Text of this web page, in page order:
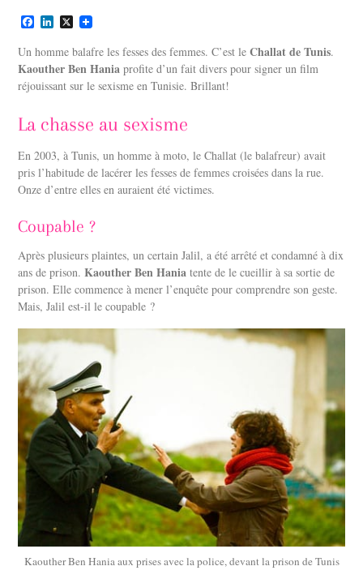
F
c
e
b
o
L
n
k
e
d
X
Un homme balafre les fesses des femmes. C’est leChallat de Tunis.
Kaouther Ben Hania profite d’un fait divers pour signer un film
réjouissant sur le sexisme en Tunisie. Brillant!
La chasse au sexisme
En 2003, à Tunis, un homme à moto, le Challat (le balafreur) avait
pris l’habitude de lacérer les fesses de femmes croisées dans la rue.
Onze d’entre elles en auraient été victimes.
Coupable ?
Après plusieurs plaintes, un certain Jalil, a été arrêté et condamné à dix
ans de prison.Kaouther Ben Hania tente de le cueillir à sa sortie de
prison. Elle commence à mener l’enquête pour comprendre son geste.
Mais, Jalil est-il le coupable ?
Kaouther Ben Hania aux prises avec la police, devant la prison de Tunis